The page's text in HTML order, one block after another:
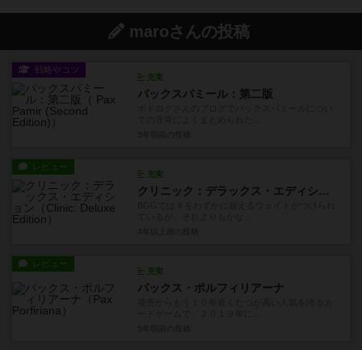
maroさんの投稿
戦略やコツ
充実
パックスパミール：第二版
レビュー
充実
クリニック：デラックス・エディション
レビュー
充実
パックス・ポルフィリアーナ